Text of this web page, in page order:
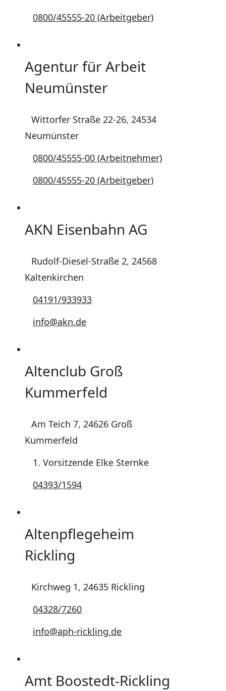
0800/45555-20 (Arbeitgeber)
Agentur für Arbeit
Neumünster
Wittorfer Straße 22-26, 24534
Neumünster
0800/45555-00 (Arbeitnehmer)
0800/45555-20 (Arbeitgeber)
AKN Eisenbahn AG
Rudolf-Diesel-Straße 2, 24568
Kaltenkirchen
04191/933933
info@akn.de
Altenclub Groß
Kummerfeld
Am Teich 7, 24626 Groß
Kummerfeld
1. Vorsitzende Elke Sternke
04393/1594
Altenpflegeheim
Rickling
Kirchweg 1, 24635 Rickling
04328/7260
info@aph-rickling.de
Amt Boostedt-Rickling